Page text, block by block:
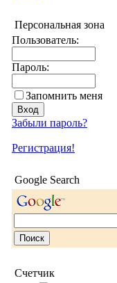
Персональная зона
Пользователь:
Пароль:
Запомнить меня
Забыли пароль?
Регистрация!
Google Search
Счетчик